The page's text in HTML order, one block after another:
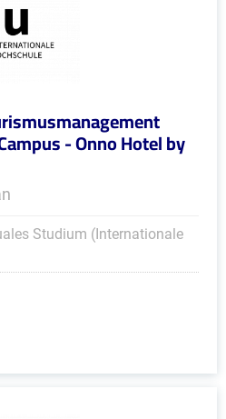
- Onno Hotel by
Studium (Internationale